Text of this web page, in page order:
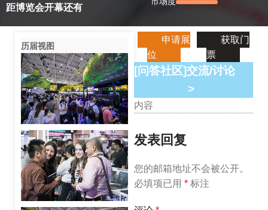
距博览会开幕还有
历届视图
申请展
位
获取门
票
[问答社区]交流/讨论
>
内容
发表回复
您的邮箱地址不会被公开。
必填项已用 * 标注